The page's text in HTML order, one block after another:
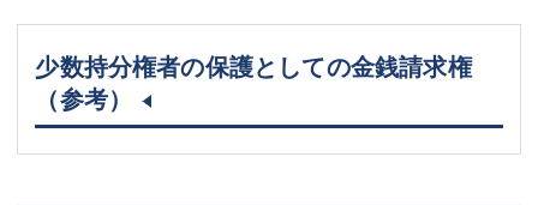
少数持分権者の保護としての金銭請求権
（参考）